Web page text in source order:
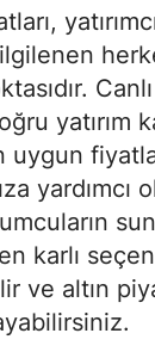
ilgilenen
yatırım
uygun
yardımcı
karlı
ve altın